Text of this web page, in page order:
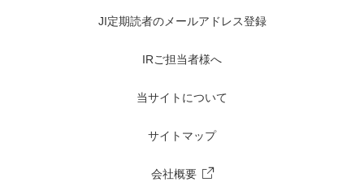
JI定期読者のメールアドレス登録
IRご担当者様へ
当サイトについて
サイトマップ
会社概要